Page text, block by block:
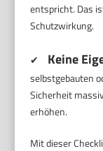
entspricht. Das
Schutzwirkung.
✔ Keine
selbstgebauten
Sicherheit
erhöhen.
Mit dieser